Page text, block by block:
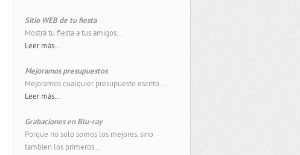
Sitio WEB de tu fiesta
Mostrá tu fiesta a tus amigos...
Leer más...
Mejoramos presupuestos
Mejoramos cualquier presupuesto escrito...
Leer más...
Grabaciones en Blu-ray
Porque no solo somos los mejores, sino
tambien los primeros...